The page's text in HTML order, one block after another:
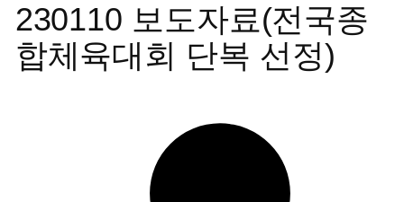
230110 보도자료(전국종
합체육대회 단복 선정)